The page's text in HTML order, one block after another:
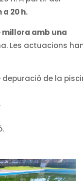
20 h.
millora amb una
Les actuacions
de la